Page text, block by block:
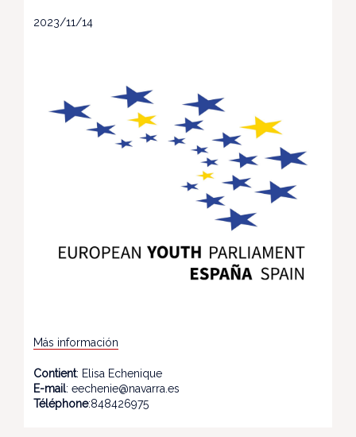
2023/11/14
Más información
Contient: Elisa Echenique
E-mail: eechenie@navarra.es
Téléphone:848426975